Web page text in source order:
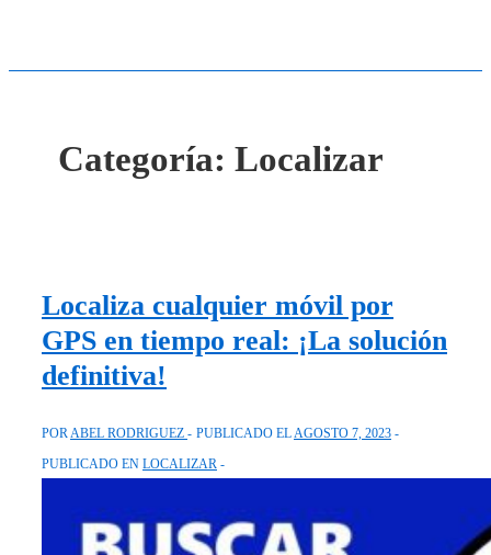
Categoría: Localizar
Localiza cualquier móvil por
GPS en tiempo real: ¡La solución
definitiva!
PORABEL RODRIGUEZ PUBLICADO ELAGOSTO 7, 2023
PUBLICADO EN LOCALIZAR